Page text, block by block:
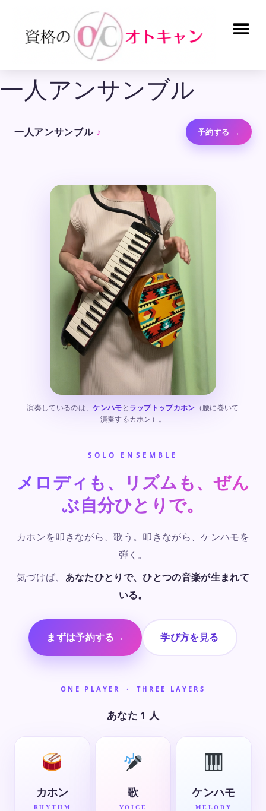
一人アンサンブル
一人アンサンブル ♪ 予約する →
SOLO ENSEMBLE
メロディも、リズムも、ぜん
ぶ自分ひとりで。
カホンを叩きながら、歌う。叩きながら、ケンハモを
弾く。
気づけば、 あなたひとりで、ひとつの音楽が生まれて
いる。
まずは予約する → 学び方を見る
演奏しているのは、ケンハモと ラップトップカホン （腰に巻いて
演奏するカホン）。
ONE PLAYER ・ THREE LAYERS
あなた 1 人
カホン
RHYTHM
歌
VOICE
ケンハモ
MELODY